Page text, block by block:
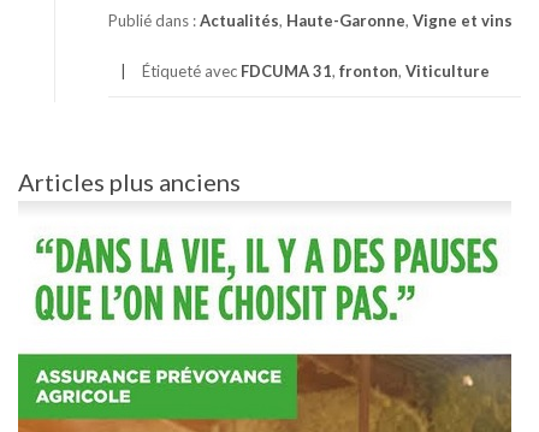
Publié dans :Actualités, Haute-Garonne, Vigne et vins
Étiqueté avec FDCUMA 31, fronton, Viticulture
Navigation
des
articles
Articles plus anciens